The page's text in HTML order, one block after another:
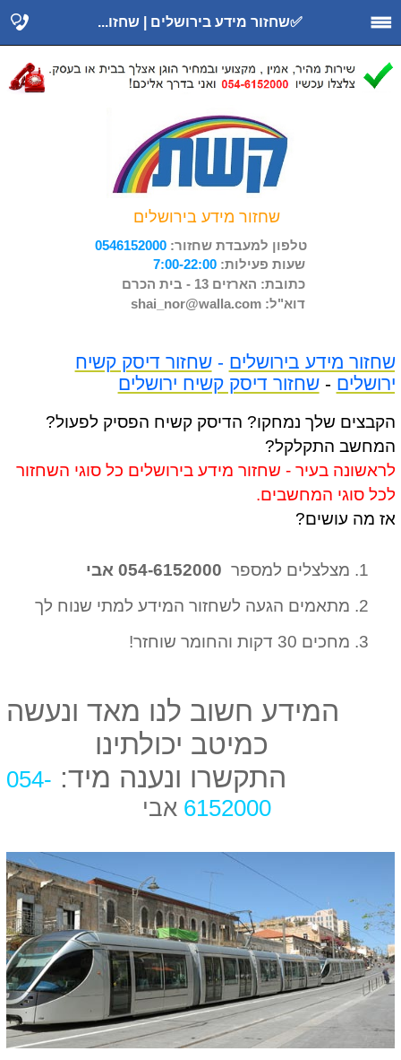
✅שחזור מידע בירושלים | שחזו...
שחזור מידע בירושלים
שחזור מידע בירושלים -שחזור דיסק קשיח
ירושלים -שחזור דיסק קשיח ירושלים
הקבצים שלך נמחקו? הדיסק קשיח הפסיק לפעול?
המחשב התקלקל?
לראשונה בעיר - שחזור מידע בירושלים כל סוגי השחזור
לכל סוגי המחשבים.
אז מה עושים?
1. מצלצלים למספר
054-6152000 אבי
2. מתאמים הגעה לשחזור המידע למתי שנוח לך
3. מחכים 30 דקות והחומר שוחזר!
המידע חשוב לנו מאד ונעשה
כמיטב יכולתינו
התקשרו ונענה מיד: 054-
6152000 אבי
טלפון למעבדת שחזור: 0546152000
שעות פעילות: 7:00-22:00
כתובת: הארזים 13 - בית הכרם
דוא"ל: shai_nor@walla.com